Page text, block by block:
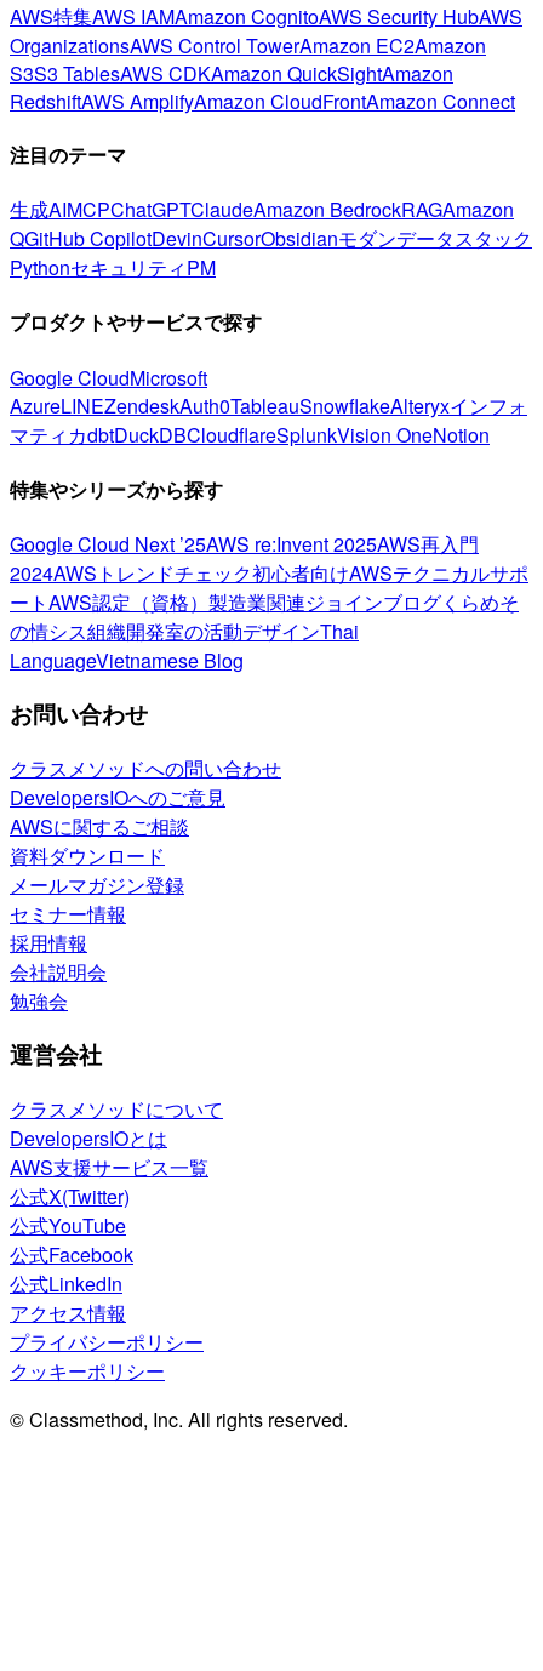
AWS特集AWS IAMAmazon CognitoAWS Security HubAWS
OrganizationsAWS Control TowerAmazon EC2Amazon
S3S3 TablesAWS CDKAmazon QuickSightAmazon
RedshiftAWS AmplifyAmazon CloudFrontAmazon Connect
注目のテーマ
生成AIMCPChatGPTClaudeAmazon BedrockRAGAmazon
QGitHub CopilotDevinCursorObsidianモダンデータスタック
PythonセキュリティPM
プロダクトやサービスで探す
Google CloudMicrosoft
AzureLINEZendeskAuth0TableauSnowflakeAlteryxインフォ
マティカdbtDuckDBCloudflareSplunkVision OneNotion
特集やシリーズから探す
Google Cloud Next ’25AWS re:Invent 2025AWS再入門
2024AWSトレンドチェック初心者向けAWSテクニカルサポ
ートAWS認定（資格） 製造業関連ジョインブログくらめそ
の情シス組織開発室の活動デザインThai
LanguageVietnamese Blog
お問い合わせ
クラスメソッドへの問い合わせ
DevelopersIOへのご意見
AWSに関するご相談
資料ダウンロード
メールマガジン登録
セミナー情報
採用情報
会社説明会
勉強会
運営会社
クラスメソッドについて
DevelopersIOとは
AWS支援サービス一覧
公式X(Twitter)
公式YouTube
公式Facebook
公式LinkedIn
アクセス情報
プライバシーポリシー
クッキーポリシー
© Classmethod, Inc. All rights reserved.